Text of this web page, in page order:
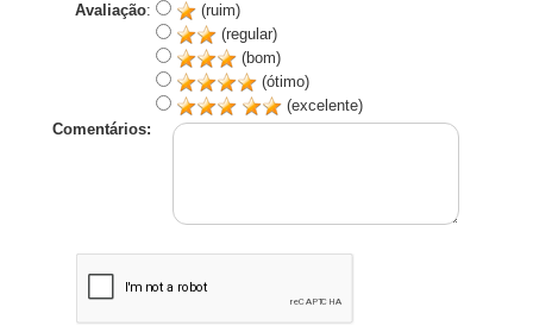
Avaliação:
(ruim)
(regular)
(bom)
(ótimo)
(excelente)
Comentários: